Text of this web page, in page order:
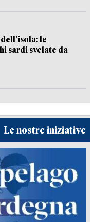
le
sardi svelate da
Le nostre iniziative